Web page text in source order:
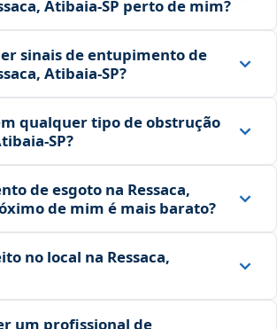
Atibaia‑SP perto de mim?
sinais de entupimento de
Atibaia‑SP?
qualquer tipo de obstrução
de esgoto na Ressaca,
de mim é mais barato?
no local na Ressaca,
um profissional de